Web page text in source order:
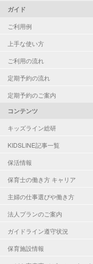
ガイド
ご利用例
上手な使い方
ご利用の流れ
定期予約の流れ
定期予約のご案内
コンテンツ
キッズライン総研
KIDSLINE記事一覧
保活情報
保育士の働き方 キャリア
主婦の仕事選びや働き方
法人プランのご案内
ガイドライン遵守状況
保育施設情報